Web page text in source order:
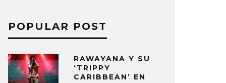
POPULAR POST
RAWAYANA Y SU
‘TRIPPY
CARIBBEAN’ EN